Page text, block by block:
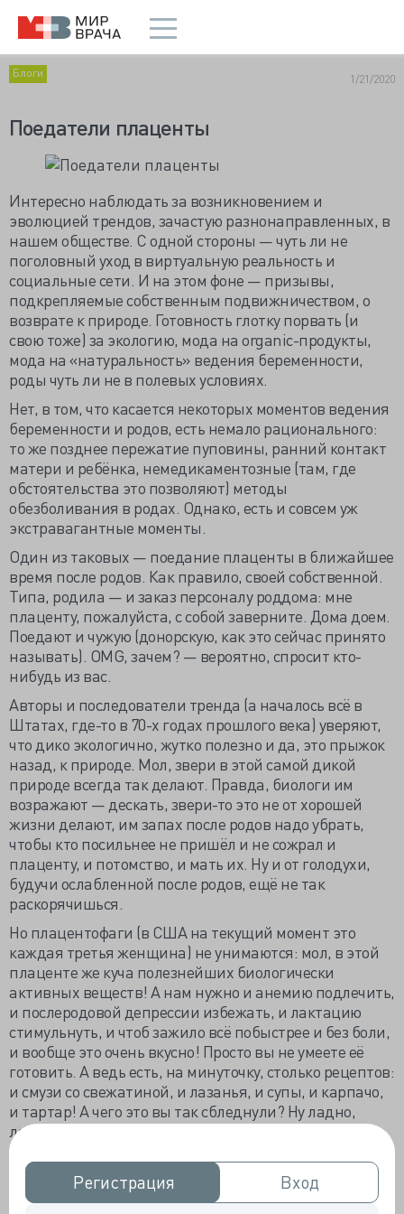
Регистрация
Регистрация Вход
Вход
Блоги 1/21/2020
Поедатели плаценты
Интересно наблюдать за возникновением и
эволюцией трендов, зачастую разнонаправленных, в
нашем обществе. С одной стороны — чуть ли не
поголовный уход в виртуальную реальность и
социальные сети. И на этом фоне — призывы,
подкрепляемые собственным подвижничеством, о
возврате к природе. Готовность глотку порвать (и
свою тоже) за экологию, мода на organic-продукты,
мода на «натуральность» ведения беременности,
роды чуть ли не в полевых условиях.
Нет, в том, что касается некоторых моментов ведения
беременности и родов, есть немало рационального:
то же позднее пережатие пуповины, ранний контакт
матери и ребёнка, немедикаментозные (там, где
обстоятельства это позволяют) методы
обезболивания в родах. Однако, есть и совсем уж
экстравагантные моменты.
Один из таковых — поедание плаценты в ближайшее
время после родов. Как правило, своей собственной.
Типа, родила — и заказ персоналу роддома: мне
плаценту, пожалуйста, с собой заверните. Дома доем.
Поедают и чужую (донорскую, как это сейчас принято
называть). OMG, зачем? — вероятно, спросит кто-
нибудь из вас.
Авторы и последователи тренда (а началось всё в
Штатах, где-то в 70-х годах прошлого века) уверяют,
что дико экологично, жутко полезно и да, это прыжок
назад, к природе. Мол, звери в этой самой дикой
природе всегда так делают. Правда, биологи им
возражают — дескать, звери-то это не от хорошей
жизни делают, им запах после родов надо убрать,
чтобы кто посильнее не пришёл и не сожрал и
плаценту, и потомство, и мать их. Ну и от голодухи,
будучи ослабленной после родов, ещё не так
раскорячишься.
Но плацентофаги (в США на текущий момент это
каждая третья женщина) не унимаются: мол, в этой
плаценте же куча полезнейших биологически
активных веществ! А нам нужно и анемию подлечить,
и послеродовой депрессии избежать, и лактацию
стимульнуть, и чтоб зажило всё побыстрее и без боли,
и вообще это очень вкусно! Просто вы не умеете её
готовить. А ведь есть, на минуточку, столько рецептов:
и смузи со свежатиной, и лазанья, и супы, и карпачо,
и тартар! А чего это вы так сбледнули? Ну ладно,
ладно, можно и сушёную поесть, и паром
обработанную — в виде капсул.
Плюсы и минусы плацентофагии даже рисуют в виде
вот таких табличек: